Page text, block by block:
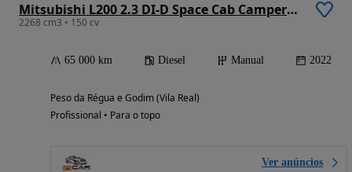
Mitsubishi L200 2.3 DI-D Space Cab Campera 4WD
2268 cm3 • 150 cv
65 000 km Diesel Manual 2022
Peso da Régua e Godim (Vila Real)
Profissional • Para o topo
Ver anúncios